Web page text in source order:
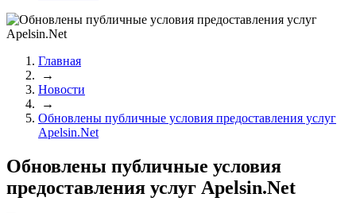
Главная
→
Новости
→
Обновлены публичные условия предоставления услуг
Apelsin.Net
Обновлены публичные условия
предоставления услуг Apelsin.Net